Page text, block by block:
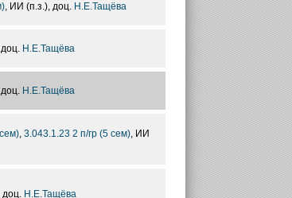
, ИИ (п.з.), доц. Н.Е.Тащёва
Н.Е.Тащёва
Н.Е.Тащёва
, 3.043.1.23 2 п/гр (5 сем), ИИ
доц. Н.Е.Тащёва